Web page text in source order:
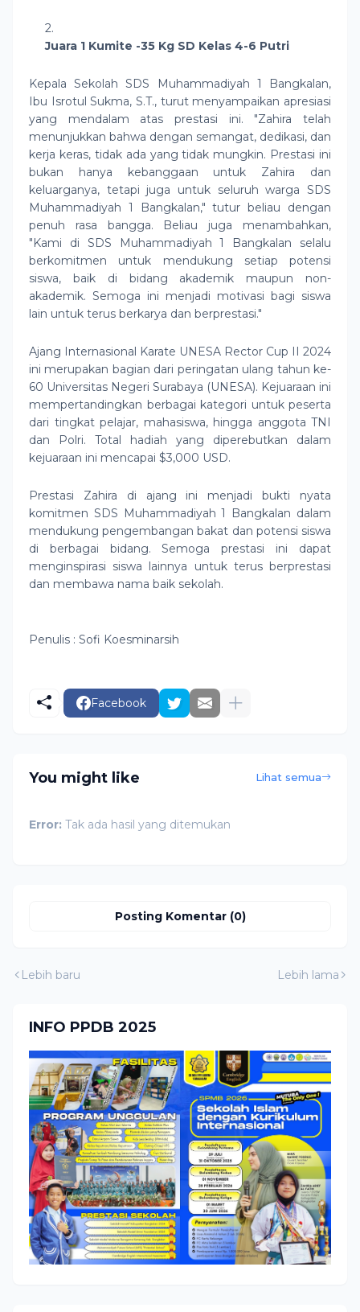
Juara 1 Kumite -35 Kg SD Kelas 4-6 Putri
Kepala Sekolah SDS Muhammadiyah 1 Bangkalan,
Ibu Isrotul Sukma, S.T., turut menyampaikan apresiasi
yang mendalam atas prestasi ini. "Zahira telah
menunjukkan bahwa dengan semangat, dedikasi, dan
kerja keras, tidak ada yang tidak mungkin. Prestasi ini
bukan hanya kebanggaan untuk Zahira dan
keluarganya, tetapi juga untuk seluruh warga SDS
Muhammadiyah 1 Bangkalan," tutur beliau dengan
penuh rasa bangga. Beliau juga menambahkan,
"Kami di SDS Muhammadiyah 1 Bangkalan selalu
berkomitmen untuk mendukung setiap potensi
siswa, baik di bidang akademik maupun non-
akademik. Semoga ini menjadi motivasi bagi siswa
lain untuk terus berkarya dan berprestasi."
Ajang Internasional Karate UNESA Rector Cup II 2024
ini merupakan bagian dari peringatan ulang tahun ke-
60 Universitas Negeri Surabaya (UNESA). Kejuaraan ini
mempertandingkan berbagai kategori untuk peserta
dari tingkat pelajar, mahasiswa, hingga anggota TNI
dan Polri. Total hadiah yang diperebutkan dalam
kejuaraan ini mencapai $3,000 USD.
Prestasi Zahira di ajang ini menjadi bukti nyata
komitmen SDS Muhammadiyah 1 Bangkalan dalam
mendukung pengembangan bakat dan potensi siswa
di berbagai bidang. Semoga prestasi ini dapat
menginspirasi siswa lainnya untuk terus berprestasi
dan membawa nama baik sekolah.
Penulis : Sofi Koesminarsih
Facebook
You might like Lihat semua
Error: Tak ada hasil yang ditemukan
Posting Komentar (0)
Lebih baru Lebih lama
INFO PPDB 2025